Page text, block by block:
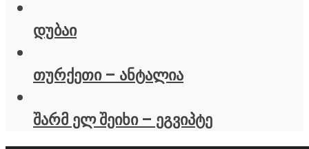
დუბაი
თურქეთი – ანტალია
შარმ ელ შეიხი – ეგვიპტე